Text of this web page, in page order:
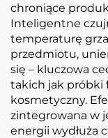
chroniące
Inteligentne
temperaturę
przedmiotu,
się – kluczowa
takich jak próbki
kosmetyczny.
zintegrowana w
energii wydłuża